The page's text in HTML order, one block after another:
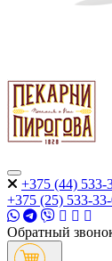
+375 (44) 533-
+375 (25) 533-33-
Обратный